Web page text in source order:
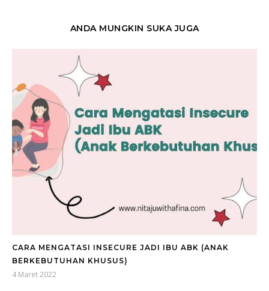
ANDA MUNGKIN SUKA JUGA
CARA MENGATASI INSECURE JADI IBU ABK (ANAK
BERKEBUTUHAN KHUSUS)
4 Maret 2022